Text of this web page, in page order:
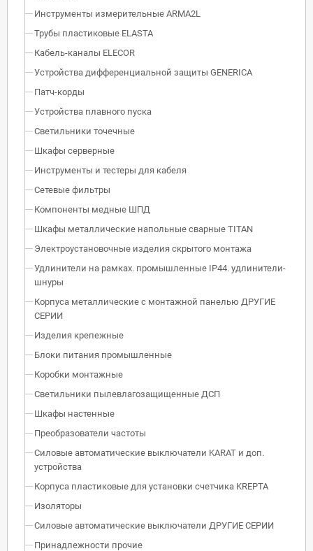
Инструменты измерительные ARMA2L
Трубы пластиковые ELASTA
Кабель-каналы ELECOR
Устройства дифференциальной защиты GENERICA
Патч-корды
Устройства плавного пуска
Светильники точечные
Шкафы серверные
Инструменты и тестеры для кабеля
Сетевые фильтры
Компоненты медные ШПД
Шкафы металлические напольные сварные TITAN
Электроустановочные изделия скрытого монтажа
Удлинители на рамках. промышленные IP44. удлинители-
шнуры
Корпуса металлические с монтажной панелью ДРУГИЕ
СЕРИИ
Изделия крепежные
Блоки питания промышленные
Коробки монтажные
Светильники пылевлагозащищенные ДСП
Шкафы настенные
Преобразователи частоты
Силовые автоматические выключатели KARAT и доп.
устройства
Корпуса пластиковые для установки счетчика KREPTA
Изоляторы
Силовые автоматические выключатели ДРУГИЕ СЕРИИ
Принадлежности прочие